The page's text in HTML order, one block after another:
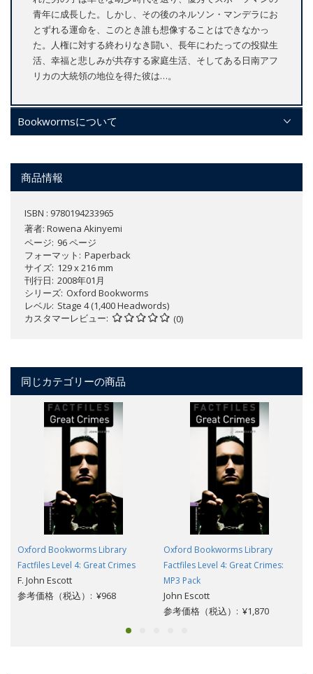
青年に成長した。しかし、その後のネルソン・マンデラにお
とずれる運命を、このとき誰も想像することはできなかっ
た。人権に対する終わりなき闘い、長年にわたっての投獄生
活、幸福と悲しみが共存する家庭生活、そしてある日南アフ
リカの大統領の地位を得た彼は…。
Bookwormsについて
商品情報
ISBN : 9780194233965
著者: Rowena Akinyemi
ページ 96 ページ
フォーマット
Paperback
サイズ 129 x 216 mm
刊行日 2008年01月
シリーズ Oxford Bookworms
レベル Stage 4 (1,400 Headwords)
カスタマーレビュー
(0)
同じカテゴリーの商品
Oxford Bookworms Library
Factfiles Level 4: Great Crimes
F. John Escott
参考価格（税込）: ¥968
Oxford Bookworms Library
Factfiles Level 4: Great Crimes:
MP3 Pack
John Escott
参考価格（税込）: ¥1,870